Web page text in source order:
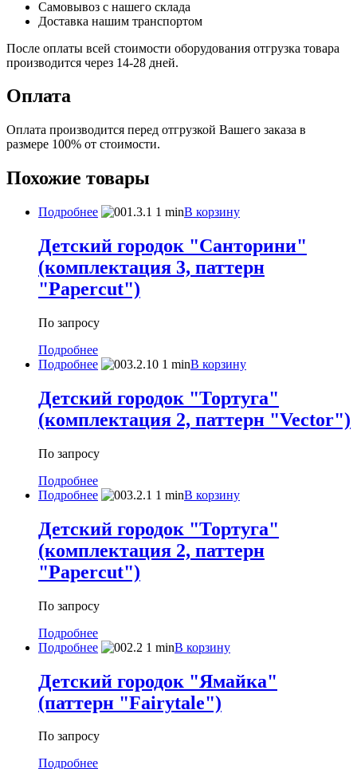
Самовывоз с нашего склада
Доставка нашим транспортом
После оплаты всей стоимости оборудования отгрузка товара
производится через 14-28 дней.
Оплата
Оплата производится перед отгрузкой Вашего заказа в
размере 100% от стоимости.
Похожие товары
Подробнее В корзину
Детский городок "Санторини"
(комплектация 3, паттерн
"Papercut")
По запросу
Подробнее
Подробнее
В корзину
Детский городок "Тортуга"
(комплектация 2, паттерн "Vector")
По запросу
Подробнее
Подробнее
В корзину
Детский городок "Тортуга"
(комплектация 2, паттерн
"Papercut")
По запросу
Подробнее
Подробнее
В корзину
Детский городок "Ямайка"
(паттерн "Fairytale")
По запросу
Подробнее